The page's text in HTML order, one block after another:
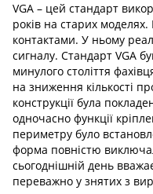
VGA – цей стандарт
років на старих
контактами. У ньому
сигналу. Стандарт VGA
минулого століття
на зниження кількості
конструкції була
одночасно функції
периметру було
форма повністю
сьогоднішній день
переважно у знятих з